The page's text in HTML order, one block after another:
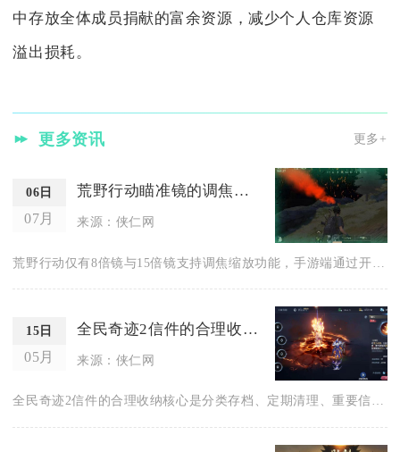
中存放全体成员捐献的富余资源，减少个人仓库资源
溢出损耗。
更多资讯 更多+
06日
07月
荒野行动瞄准镜的调焦方式是什么
来源：侠仁网
15日
05月
全民奇迹2信件的合理收纳方法是什么
来源：侠仁网
全民奇迹2信件的合理收纳核心是分类存档、定期清理、重要信件收...